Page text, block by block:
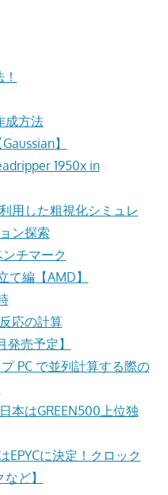
成方法
】
1950x in
用した粗視化シミュレ
ン探索
チマーク
て編【AMD】
応の計算
売予定】
プ PC で並列計算する際の
本はGREEN500上位独
EPYCに決定！クロック
ど】